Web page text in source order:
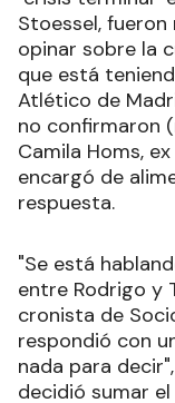
Stoessel,
opinar sobre la
que está
Atlético de
no confirmaron
Camila Homs,
encargó de
respuesta.
"Se está
entre Rodrigo y
cronista de
respondió con
nada para
decidió sumar